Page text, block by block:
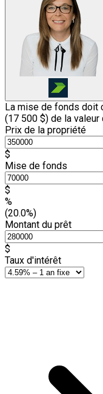
La mise de fonds doit
(17 500 $) de la valeur
Prix de la propriété
$
Mise de fonds
$
%
(20.0%)
Montant du prêt
$
Taux d'intérêt